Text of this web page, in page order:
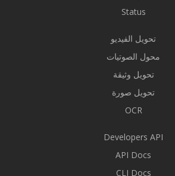
Status
تحويل الفيديو
محول الصوتيات
تحويل وثيقة
تحويل صورة
OCR
Developers API
API Docs
CLI Docs